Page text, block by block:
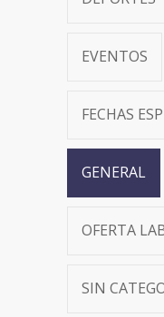
EVENTOS
FECHAS
GENERAL
OFERTA
SIN